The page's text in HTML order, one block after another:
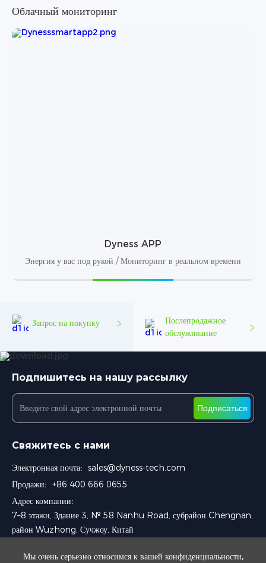
Мы очень серьезно относимся к вашей конфиденциальности,
Облачный мониторинг
Dyness APP
Энергия у вас под рукой / Мониторинг в реальном времени
Запрос на покупку
Послепродажное
обслуживание
Подпишитесь на нашу рассылку
Подписаться
Свяжитесь с нами
Электронная почта: sales@dyness-tech.com
Продажи: +86 400 666 0655
Адрес компании:
7–8 этажи, Здание 3, № 58 Nanhu Road, субрайон Chengnan,
район Wuzhong, Сучжоу, Китай